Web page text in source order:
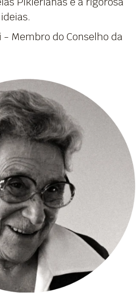
- Membro do Conselho da